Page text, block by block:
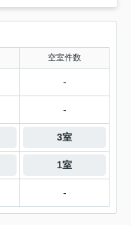
空室件数
-
-
3室
1室
-